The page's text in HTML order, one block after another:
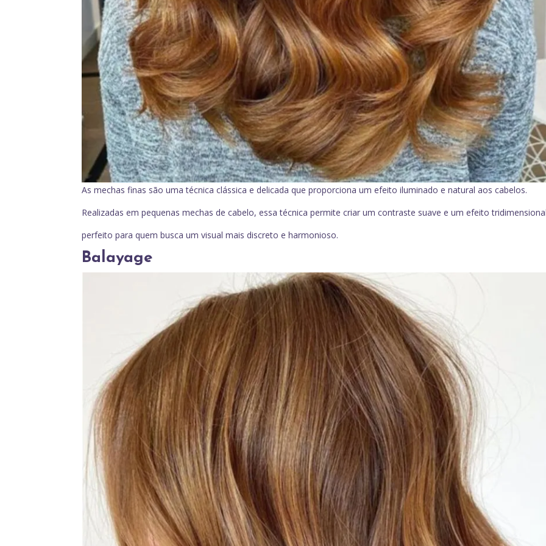
As mechas finas são uma técnica clássica e delicada que proporciona um efeito iluminado e natural aos cabelos.
Realizadas em pequenas mechas de cabelo, essa técnica permite criar um contraste suave e um efeito
perfeito para quem busca um visual mais discreto e harmonioso.
Balayage